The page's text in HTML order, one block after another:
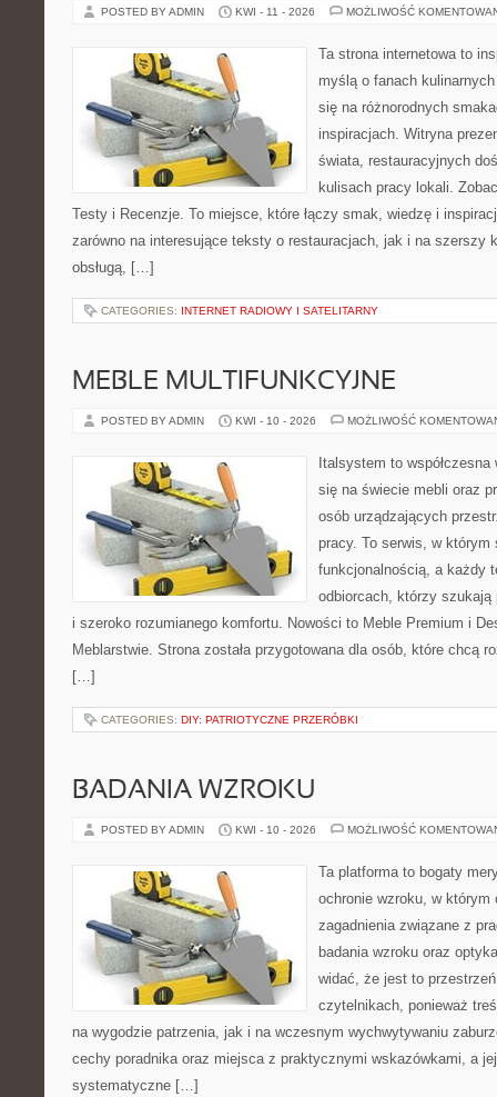
POSTED BY ADMIN KWI - 11 - 2026 MOŻLIWOŚĆ
Ta strona internetowa to
myślą o fanach
się na różnorodnych
inspiracjach. Witryna
świata, restauracyjnych
kulisach pracy lokali.
Testy i Recenzje. To miejsce, które łączy smak, wiedzę i
zarówno na interesujące teksty o restauracjach, jak i na szerszy
obsługą, […]
CATEGORIES: INTERNET RADIOWY I SATELITARNY
MEBLE MULTIFUNKCYJNE
POSTED BY ADMIN KWI - 10 - 2026 MOŻLIWOŚĆ
Italsystem to
się na świecie mebli oraz
osób urządzających
pracy. To serwis, w którym
funkcjonalnością, a każdy
odbiorcach, którzy szukają
i szeroko rozumianego komfortu. Nowości to Meble Premium i
Meblarstwie. Strona została przygotowana dla osób, które chcą
[…]
CATEGORIES: DIY: PATRIOTYCZNE PRZERÓBKI
BADANIA WZROKU
POSTED BY ADMIN KWI - 10 - 2026 MOŻLIWOŚĆ
Ta platforma to bogaty
ochronie wzroku, w
zagadnienia związane z
badania wzroku oraz
widać, że jest to
czytelnikach, ponieważ
na wygodzie patrzenia, jak i na wczesnym wychwytywaniu
cechy poradnika oraz miejsca z praktycznymi wskazówkami, a jej
systematyczne […]